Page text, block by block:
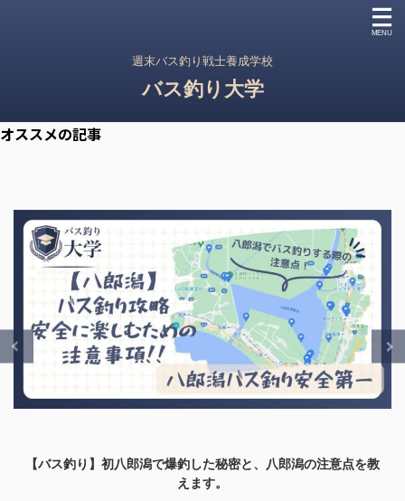
週末バス釣り戦士養成学校
バス釣り大学
オススメの記事
秘密と、八郎潟の注意点を教
【バス釣り】タックルの値段が